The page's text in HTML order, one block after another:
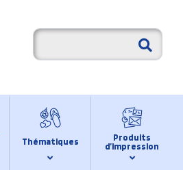
Thématiques
Produits
d’impression